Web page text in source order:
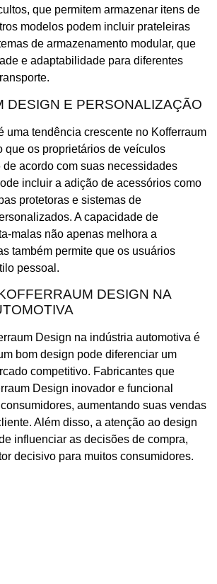
que permitem armazenar itens de
modelos podem incluir prateleiras
de armazenamento modular, que
e adaptabilidade para diferentes
DESIGN E PERSONALIZAÇÃO
uma tendência crescente no Kofferraum
que os proprietários de veículos
acordo com suas necessidades
incluir a adição de acessórios como
protetoras e sistemas de
A capacidade de
malas não apenas melhora a
também permite que os usuários
pessoal.
DESIGN NA
Design na indústria automotiva é
bom design pode diferenciar um
competitivo. Fabricantes que
Design inovador e funcional
aumentando suas vendas
Além disso, a atenção ao design
influenciar as decisões de compra,
decisivo para muitos consumidores.